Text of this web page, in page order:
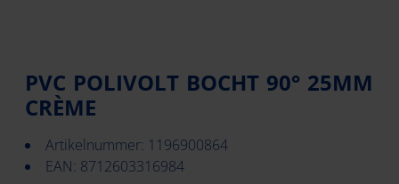
PVC POLIVOLT BOCHT 90° 25MM
CRÈME
Artikelnummer: 1196900864
EAN: 8712603316984